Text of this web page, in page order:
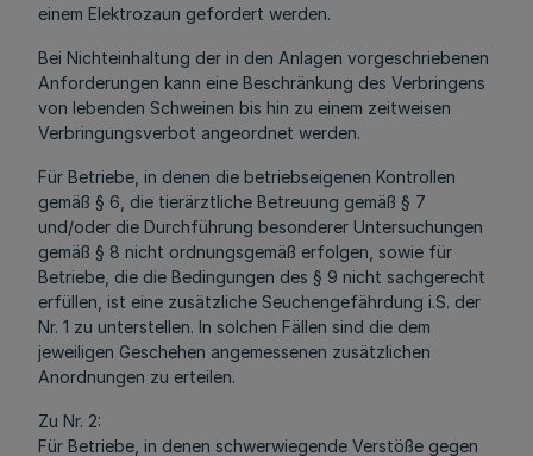
einem Elektrozaun gefordert werden.
Bei Nichteinhaltung der in den Anlagen vorgeschriebenen
Anforderungen kann eine Beschränkung des Verbringens
von lebenden Schweinen bis hin zu einem zeitweisen
Verbringungsverbot angeordnet werden.
Für Betriebe, in denen die betriebseigenen Kontrollen
gemäß § 6, die tierärztliche Betreuung gemäß § 7
und/oder die Durchführung besonderer Untersuchungen
gemäß § 8 nicht ordnungsgemäß erfolgen, sowie für
Betriebe, die die Bedingungen des § 9 nicht sachgerecht
erfüllen, ist eine zusätzliche Seuchengefährdung i.S. der
Nr. 1 zu unterstellen. In solchen Fällen sind die dem
jeweiligen Geschehen angemessenen zusätzlichen
Anordnungen zu erteilen.
Zu Nr. 2:
Für Betriebe, in denen schwerwiegende Verstöße gegen